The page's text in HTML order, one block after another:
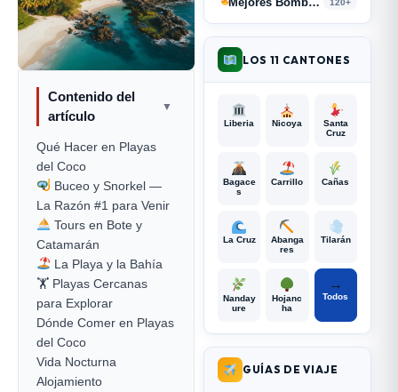
Contenido del
artículo
▼
Qué Hacer en Playas
del Coco
Buceo y Snorkel —
La Razón #1 para Venir
Tours en Bote y
Catamarán
La Playa y la Bahía
🏋️ Playas Cercanas
para Explorar
Dónde Comer en Playas
del Coco
Vida Nocturna
Alojamiento
120+
LOS 11 CANTONES
Liberia Nicoya
Santa
Cruz
Bagace
s
Carrillo Cañas
La Cruz
Abanga
res
Tilarán
Nanday
ure
Hojanc
ha
→
Todos
GUÍAS DE VIAJE